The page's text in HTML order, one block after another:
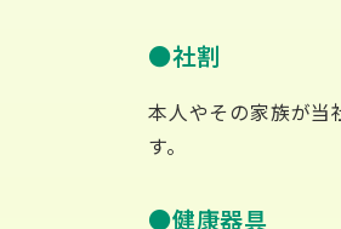
社割
本人やその家族が当
す。
健康器具